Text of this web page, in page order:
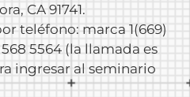
CA 91741.
teléfono: marca 1(669)
5564 (la llamada es
ingresar al seminario